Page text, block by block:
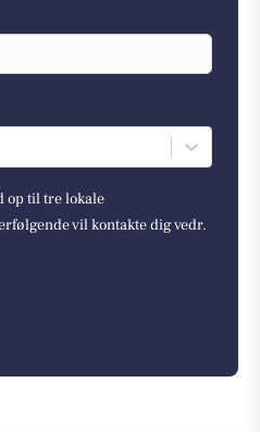
op til tre lokale
vil kontakte dig vedr.